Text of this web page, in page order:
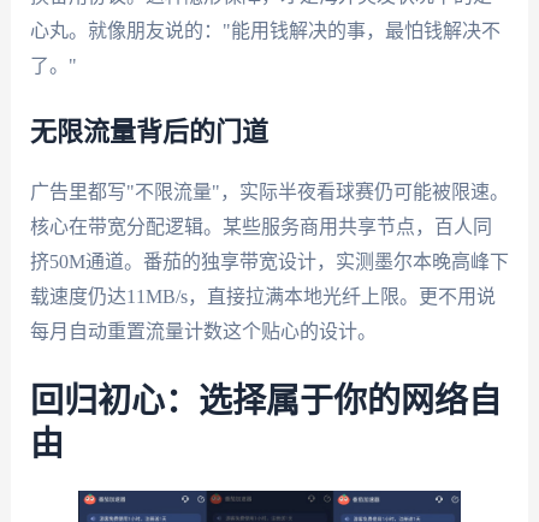
心丸。就像朋友说的："能用钱解决的事，最怕钱解决不
了。"
无限流量背后的门道
广告里都写"不限流量"，实际半夜看球赛仍可能被限速。
核心在带宽分配逻辑。某些服务商用共享节点，百人同
挤50M通道。番茄的独享带宽设计，实测墨尔本晚高峰下
载速度仍达11MB/s，直接拉满本地光纤上限。更不用说
每月自动重置流量计数这个贴心的设计。
回归初心：选择属于你的网络自
由